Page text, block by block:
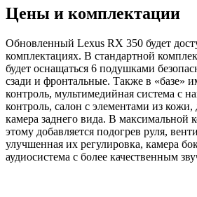
Цены и комплектации
Обновленный Lexus RX 350 будет
комплектациях. В стандартной
будет оснащаться 6 подушками
сзади и фронтальные. Также в «базе»
контроль, мультимедийная система с
контроль, салон с элементами из кожи,
камера заднего вида. В максимальной
этому добавляется подогрев руля,
улучшенная их регулировка, камера
аудиосистема с более качественным